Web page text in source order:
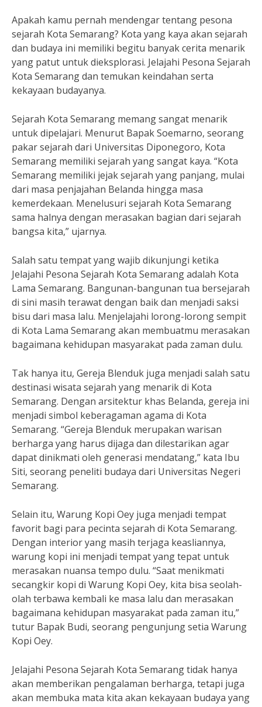
Apakah kamu pernah mendengar tentang pesona
sejarah Kota Semarang? Kota yang kaya akan sejarah
dan budaya ini memiliki begitu banyak cerita menarik
yang patut untuk dieksplorasi. Jelajahi Pesona Sejarah
Kota Semarang dan temukan keindahan serta
kekayaan budayanya.
Sejarah Kota Semarang memang sangat menarik
untuk dipelajari. Menurut Bapak Soemarno, seorang
pakar sejarah dari Universitas Diponegoro, Kota
Semarang memiliki sejarah yang sangat kaya. “Kota
Semarang memiliki jejak sejarah yang panjang, mulai
dari masa penjajahan Belanda hingga masa
kemerdekaan. Menelusuri sejarah Kota Semarang
sama halnya dengan merasakan bagian dari sejarah
bangsa kita,” ujarnya.
Salah satu tempat yang wajib dikunjungi ketika
Jelajahi Pesona Sejarah Kota Semarang adalah Kota
Lama Semarang. Bangunan-bangunan tua bersejarah
di sini masih terawat dengan baik dan menjadi saksi
bisu dari masa lalu. Menjelajahi lorong-lorong sempit
di Kota Lama Semarang akan membuatmu merasakan
bagaimana kehidupan masyarakat pada zaman dulu.
Tak hanya itu, Gereja Blenduk juga menjadi salah satu
destinasi wisata sejarah yang menarik di Kota
Semarang. Dengan arsitektur khas Belanda, gereja ini
menjadi simbol keberagaman agama di Kota
Semarang. “Gereja Blenduk merupakan warisan
berharga yang harus dijaga dan dilestarikan agar
dapat dinikmati oleh generasi mendatang,” kata Ibu
Siti, seorang peneliti budaya dari Universitas Negeri
Semarang.
Selain itu, Warung Kopi Oey juga menjadi tempat
favorit bagi para pecinta sejarah di Kota Semarang.
Dengan interior yang masih terjaga keasliannya,
warung kopi ini menjadi tempat yang tepat untuk
merasakan nuansa tempo dulu. “Saat menikmati
secangkir kopi di Warung Kopi Oey, kita bisa seolah-
olah terbawa kembali ke masa lalu dan merasakan
bagaimana kehidupan masyarakat pada zaman itu,”
tutur Bapak Budi, seorang pengunjung setia Warung
Kopi Oey.
Jelajahi Pesona Sejarah Kota Semarang tidak hanya
akan memberikan pengalaman berharga, tetapi juga
akan membuka mata kita akan kekayaan budaya yang